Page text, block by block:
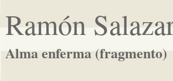
Ramón
Alma enferma (fragmento)